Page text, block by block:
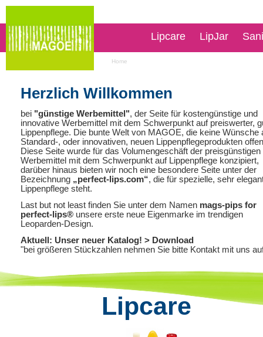
Lipcare LipJar
Home
Herzlich Willkommen
bei "günstige Werbemittel", der Seite für kostengünstige und
innovative Werbemittel mit dem Schwerpunkt auf preiswerter,
Lippenpflege. Die bunte Welt von MAGOE, die keine Wünsche
Standard-, oder innovativen, neuen Lippenpflegeprodukten
Diese Seite wurde für das Volumengeschäft der preisgünstigen
Werbemittel mit dem Schwerpunkt auf Lippenpflege konzipiert,
darüber hinaus bieten wir noch eine besondere Seite unter der
Bezeichnung „perfect-lips.com“, die für spezielle, sehr
Lippenpflege steht.
Last but not least finden Sie unter dem Namen mags-pips for
perfect-lips® unsere erste neue Eigenmarke im trendigen
Leoparden-Design.
Aktuell: Unser neuer Katalog! > Download
"bei größeren Stückzahlen nehmen Sie bitte Kontakt mit uns
Lipcare